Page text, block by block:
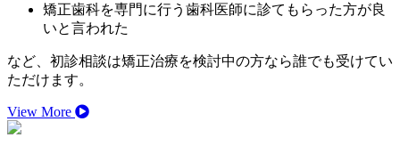
矯正歯科を専門に行う歯科医師に診てもらった方が良
いと言われた
など、初診相談は矯正治療を検討中の方なら誰でも受けてい
ただけます。
View More